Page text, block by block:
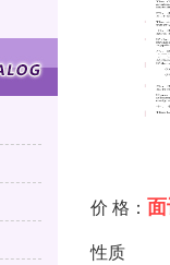
价 格：
性质